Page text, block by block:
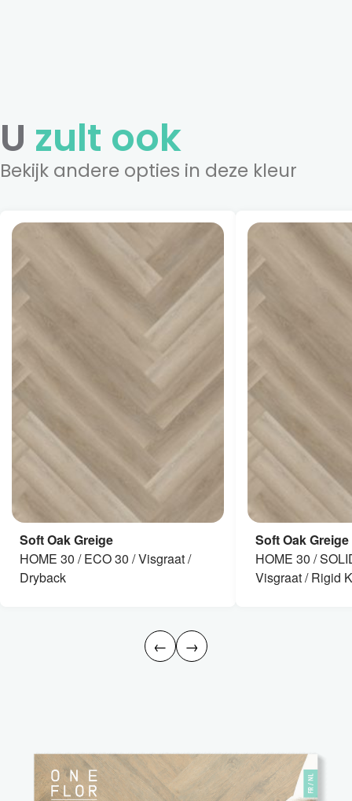
U zult ook
Bekijk andere opties in deze kleur
Soft Oak Greige
HOME 30 / ECO 30 / Visgraat /
Dryback
Soft Oak Greige
HOME 30 /
Visgraat / Rigid
← →